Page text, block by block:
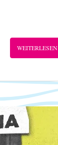
WEITERLESEN